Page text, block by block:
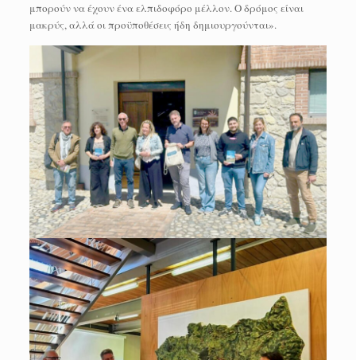
μπορούν να έχουν ένα ελπιδοφόρο μέλλον. Ο δρόμος είναι
μακρύς, αλλά οι προϋποθέσεις ήδη δημιουργούνται».